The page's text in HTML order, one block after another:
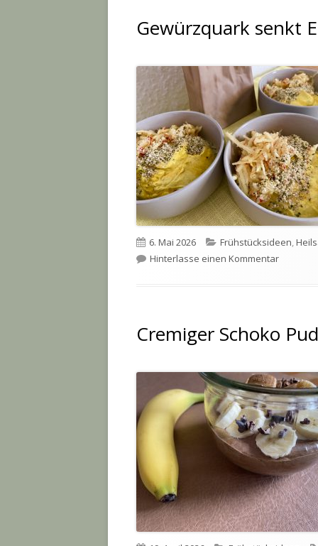
Gewürzquark senkt
Veröffentlicht
am
6. Mai 2026 Kategorien
Frühstücksideen,
Hinterlasse einen Kommentarzu
Cremiger Schoko